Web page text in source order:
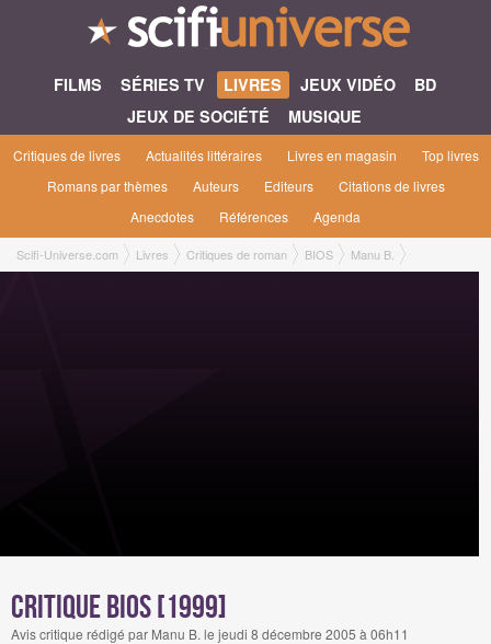
FILMS SÉRIES TV LIVRES JEUX VIDÉO
BD
JEUX DE SOCIÉTÉ
MUSIQUE
Critiques de livres Actualités littéraires Livres en magasin
Top livres
Romans par thèmes
Auteurs Editeurs
Citations de livres
Anecdotes
Références Agenda
Scifi-Universe.com Livres Critiques de roman BIOS Manu B.
Critique BIOS [1999]
Avis critique rédigé par Manu B. le jeudi 8 décembre 2005 à 06h11